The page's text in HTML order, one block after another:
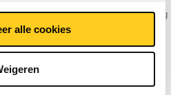
alle cookies
dat kan gezien worden als ‘aanbeveling
geen wettelijk voorgeschreven regel.
AISI 304 en 316 worden
meestal roest voordat
bestaande constructies van niet